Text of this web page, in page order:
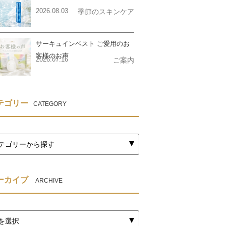
2026.08.03 季節のスキンケア
サーキュインベスト ご愛用のお
客様のお声
2026.07.16 ご案内
ゴリー CATEGORY
カイブ ARCHIVE